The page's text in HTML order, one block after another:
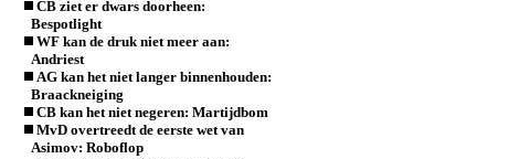
CB ziet er dwars doorheen:
Bespotlight
WF kan de druk niet meer aan:
Andriest
AG kan het niet langer binnenhouden:
Braackneiging
CB kan het niet negeren: Martijdbom
MvD overtreedt de eerste wet van
Asimov: Roboflop